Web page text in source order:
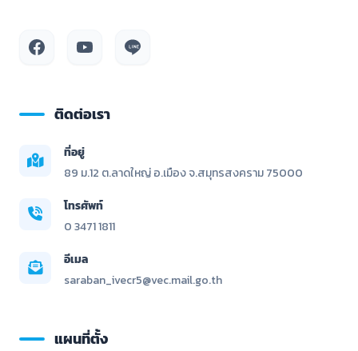
ติดต่อเรา
ที่อยู่
89 ม.12 ต.ลาดใหญ่ อ.เมือง จ.สมุทรสงคราม 75000
โทรศัพท์
0 3471 1811
อีเมล
saraban_ivecr5@vec.mail.go.th
แผนที่ตั้ง